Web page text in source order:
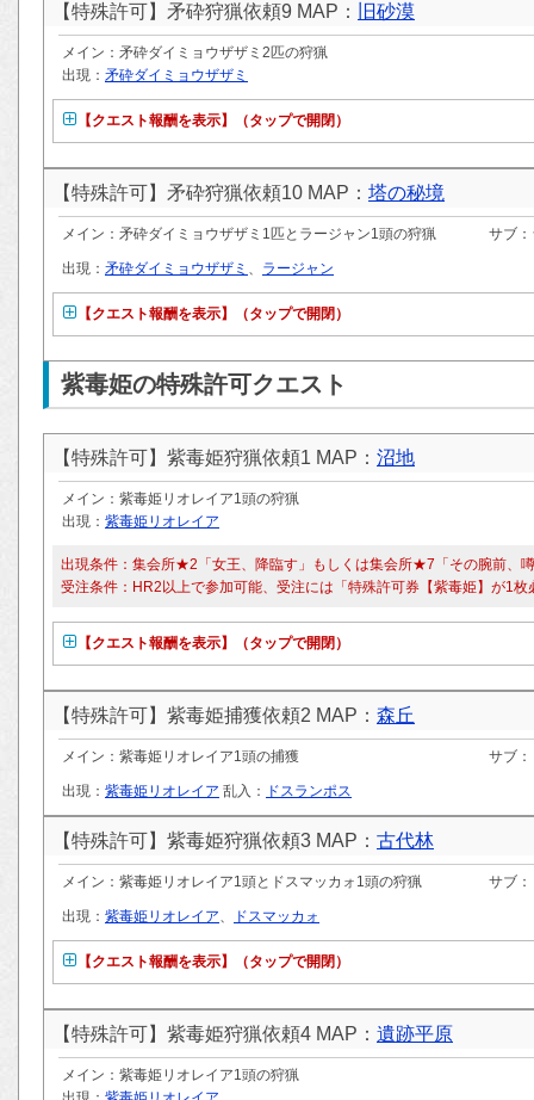
【特殊許可】矛砕狩猟依頼9 MAP： 旧砂漠
メイン：矛砕ダイミョウザザミ2匹の狩猟
出現： 矛砕ダイミョウザザミ
【クエスト報酬を表示】（タップで開閉）
【特殊許可】矛砕狩猟依頼10 MAP： 塔の秘境
メイン：矛砕ダイミョウザザミ1匹とラージャン1頭の狩猟 サブ
出現： 矛砕ダイミョウザザミ 、 ラージャン
【クエスト報酬を表示】（タップで開閉）
紫毒姫の特殊許可クエスト
【特殊許可】紫毒姫狩猟依頼1 MAP： 沼地
メイン：紫毒姫リオレイア1頭の狩猟
出現： 紫毒姫リオレイア
出現条件：集会所★2「女王、降臨す」もしくは集会所★7「その腕前、
受注条件：HR2以上で参加可能、受注には「特殊許可券【紫毒姫】が1枚
【クエスト報酬を表示】（タップで開閉）
【特殊許可】紫毒姫捕獲依頼2 MAP： 森丘
メイン：紫毒姫リオレイア1頭の捕獲 サブ
出現： 紫毒姫リオレイア 乱入： ドスランポス
【特殊許可】紫毒姫狩猟依頼3 MAP： 古代林
メイン：紫毒姫リオレイア1頭とドスマッカォ1頭の狩猟 サブ
出現： 紫毒姫リオレイア、 ドスマッカォ
【クエスト報酬を表示】（タップで開閉）
【特殊許可】紫毒姫狩猟依頼4 MAP： 遺跡平原
メイン：紫毒姫リオレイア1頭の狩猟